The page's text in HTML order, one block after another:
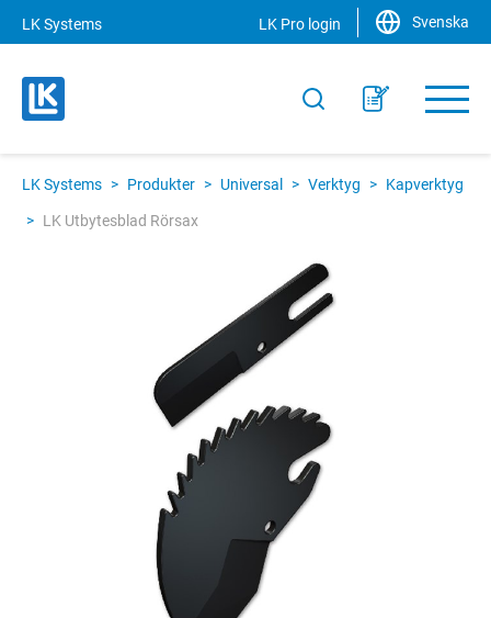
LK Systems LK Pro login Svenska
LK Systems > Produkter > Universal > Verktyg > Kapverktyg
> LK Utbytesblad Rörsax